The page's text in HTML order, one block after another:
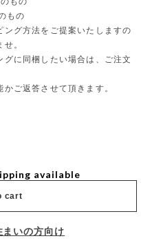
もの
グ方法をご提案いたしますの
。
に同梱したい場合は、ご注文
ご返答させて頂きます。
available
cart
まいの方向け